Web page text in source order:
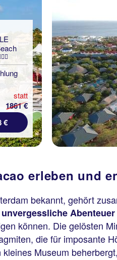
statt
1861 €
€
erleben und
bekannt, gehört
unvergessliche Abenteuer
können. Die gelösten
die für imposante
kleines Museum